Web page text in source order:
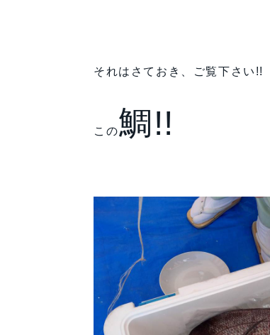
それはさておき、ご覧下さい!!
この鯛!!